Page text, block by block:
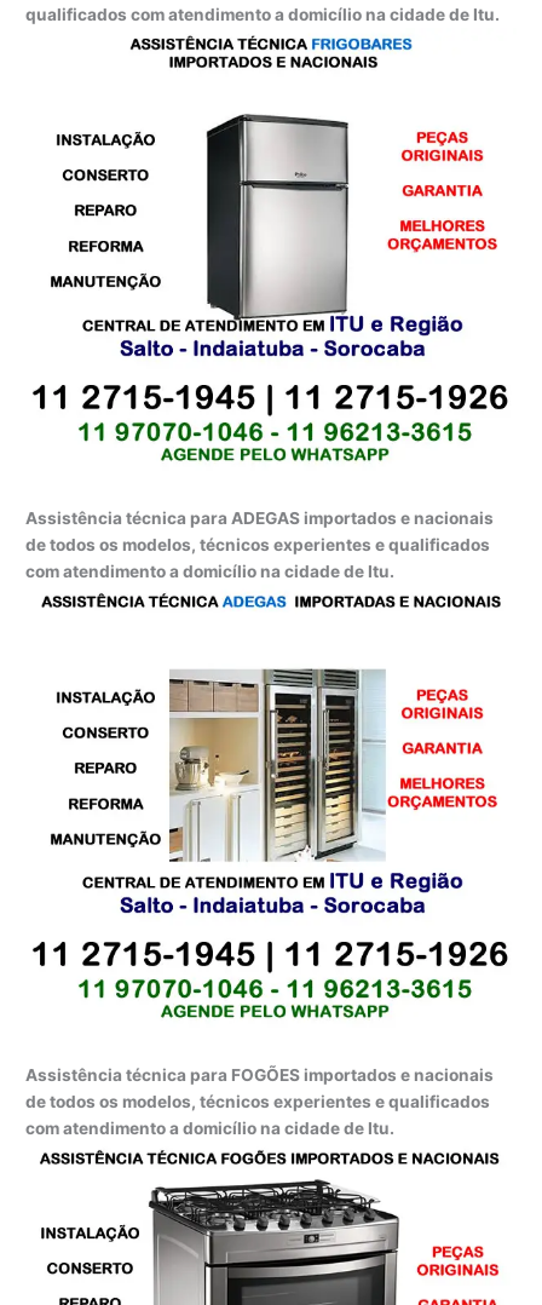
qualificados com atendimento a domicílio na cidade de Itu.
Assistência técnica para ADEGAS importados e nacionais
de todos os modelos, técnicos experientes e qualificados
com atendimento a domicílio na cidade de Itu.
Assistência técnica para FOGÕES importados e nacionais
de todos os modelos, técnicos experientes e qualificados
com atendimento a domicílio na cidade de Itu.